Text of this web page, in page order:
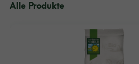
Alle Produkte